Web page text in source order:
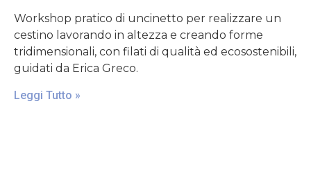
Workshop pratico di uncinetto per realizzare un
cestino lavorando in altezza e creando forme
tridimensionali, con filati di qualità ed ecosostenibili,
guidati da Erica Greco.
Leggi Tutto »